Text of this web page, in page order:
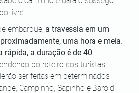
livre.
embarque, a travessia em um
uma hora e meia
rápida, a duração é de 40
do roteiro dos turistas,
ser feitas em determinados
Campinho, Sapinho e Baroid.